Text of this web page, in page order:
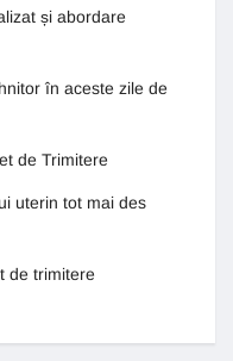
și abordare
în aceste zile de
de Trimitere
uterin tot mai des
de trimitere